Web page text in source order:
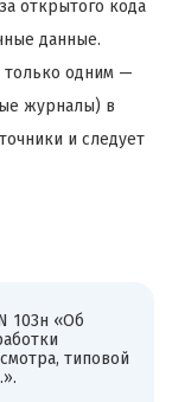
открытого кода
данные.
только одним —
журналы) в
и следует
103н «Об
типовой